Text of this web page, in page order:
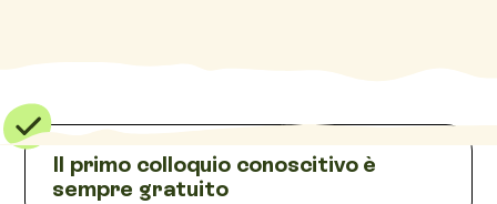
Il primo colloquio conoscitivo è
sempre gratuito